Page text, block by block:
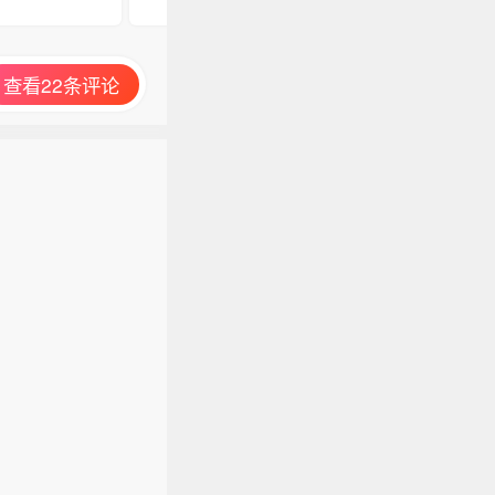
查看22条评论